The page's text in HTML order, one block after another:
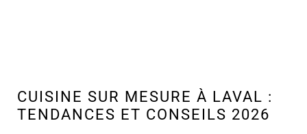
CUISINE SUR MESURE À LAVAL :
TENDANCES ET CONSEILS 2026